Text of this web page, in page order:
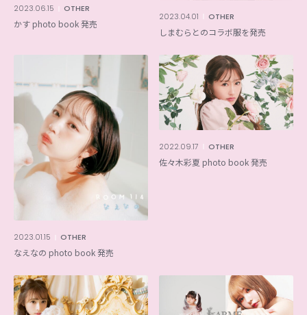
2023.06.15 OTHER
かす photo book 発売
2023.04.01 OTHER
しまむらとのコラボ服を発売
2023.01.15 OTHER
なえなの photo book 発売
2022.09.17 OTHER
佐々木彩夏 photo book 発売